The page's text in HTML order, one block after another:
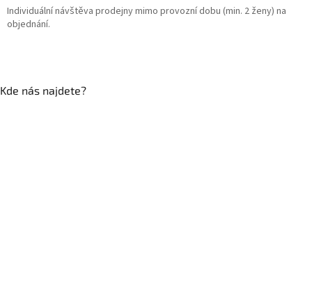
Individuální návštěva prodejny mimo provozní dobu (min. 2 ženy) na
objednání.
Kde nás najdete?